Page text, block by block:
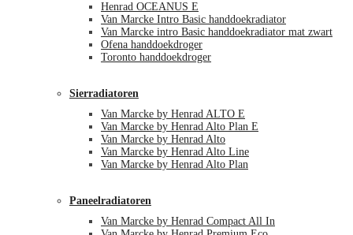
Henrad OCEANUS E
Van Marcke Intro Basic handdoekradiator
Van Marcke intro Basic handdoekradiator mat zwart
Ofena handdoekdroger
Toronto handdoekdroger
Sierradiatoren
Van Marcke by Henrad ALTO E
Van Marcke by Henrad Alto Plan E
Van Marcke by Henrad Alto
Van Marcke by Henrad Alto Line
Van Marcke by Henrad Alto Plan
Paneelradiatoren
Van Marcke by Henrad Compact All In